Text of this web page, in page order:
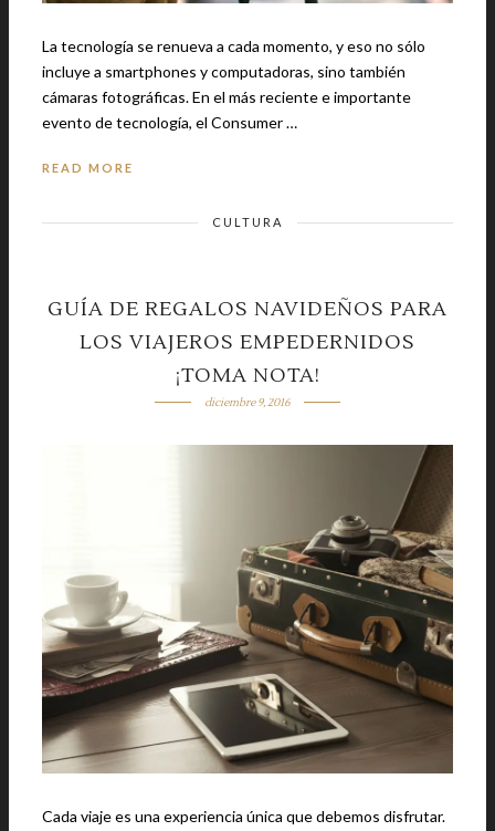
La tecnología se renueva a cada momento, y eso no sólo
incluye a smartphones y computadoras, sino también
cámaras fotográficas. En el más reciente e importante
evento de tecnología, el Consumer …
READ MORE
CULTURA
GUÍA DE REGALOS NAVIDEÑOS PARA
LOS VIAJEROS EMPEDERNIDOS
¡TOMA NOTA!
diciembre 9, 2016
Cada viaje es una experiencia única que debemos disfrutar.